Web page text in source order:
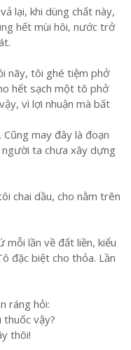
lại, khi dùng chất này,
hết mùi hôi, nước trở
nãy, tôi ghé tiệm phở
hết sạch một tô phở
vì lợi nhuận mà bất
may đây là đoạn
ta chưa xây dựng
chai dầu, cho nằm trên
mỗi lần về đất liền, kiểu
đặc biệt cho thỏa. Lần
ráng hỏi:
thuốc vậy?
thôi!